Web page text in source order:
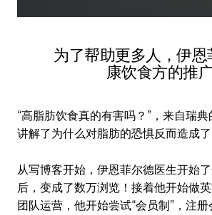
为了帮助更多人，伊
康饮食方的推
“高脂肪饮食真的有害吗？”，来自瑞典
讲解了为什么对脂肪的恐惧反而造成
从写博客开始，伊恩菲尔德医生开始
后，变成了数万浏览！接着他开始做
团队运营，他开始尝试“会员制”，注